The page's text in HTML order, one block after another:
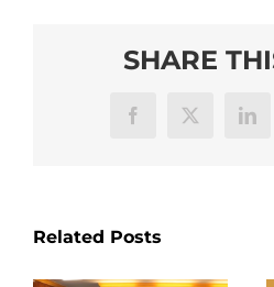
SHARE
Facebook
X
Related Posts